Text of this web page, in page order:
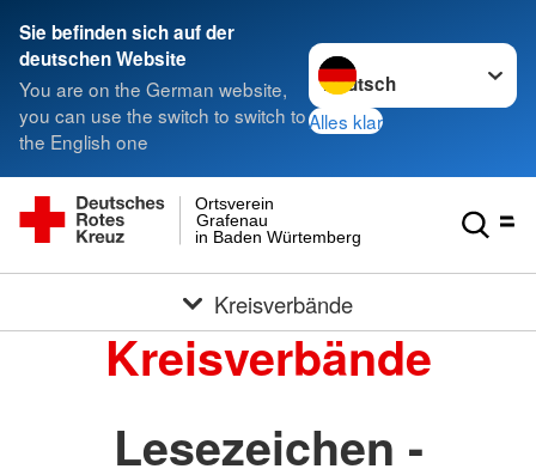
Sie befinden sich auf der
deutschen Website
You are on the German website,
you can use the switch to switch to
the English one
Sprache wechseln zu
Alles klar
in Baden Würtemberg
Grafenau
Ortsverein
Kreisverbände
Kreisverbände
Lesezeichen -